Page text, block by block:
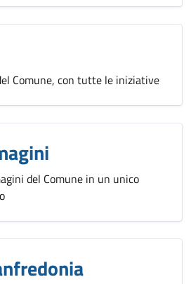
Comune, con tutte le iniziative
del Comune in un unico